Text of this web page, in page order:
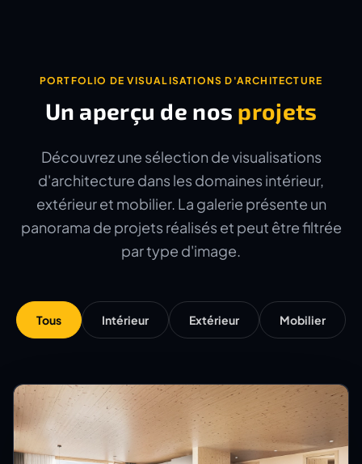
PORTFOLIO DE VISUALISATIONS D'ARCHITECTURE
Un aperçu de nos projets
Découvrez une sélection de visualisations
d'architecture dans les domaines intérieur,
extérieur et mobilier. La galerie présente un
panorama de projets réalisés et peut être filtrée
par type d'image.
Tous Intérieur Extérieur Mobilier